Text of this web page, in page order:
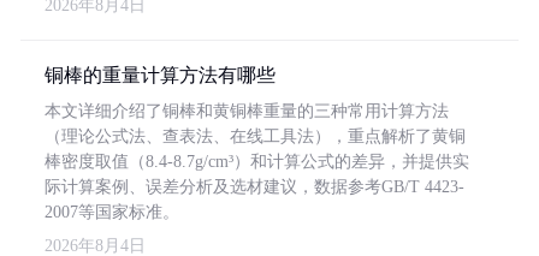
2026年8月4日
铜棒的重量计算方法有哪些
本文详细介绍了铜棒和黄铜棒重量的三种常用计算方法
（理论公式法、查表法、在线工具法），重点解析了黄铜
棒密度取值（8.4-8.7g/cm³）和计算公式的差异，并提供实
际计算案例、误差分析及选材建议，数据参考GB/T 4423-
2007等国家标准。
2026年8月4日